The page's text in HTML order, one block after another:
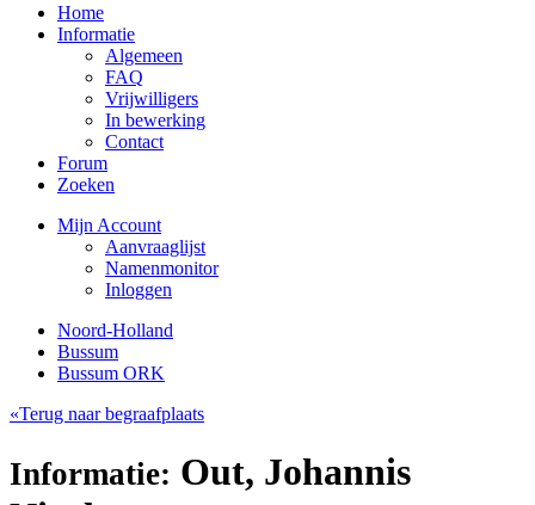
Home
Informatie
Algemeen
FAQ
Vrijwilligers
In bewerking
Contact
Forum
Zoeken
Mijn Account
Aanvraaglijst
Namenmonitor
Inloggen
Noord-Holland
Bussum
Bussum ORK
«Terug naar begraafplaats
Informatie: Out, Johannis